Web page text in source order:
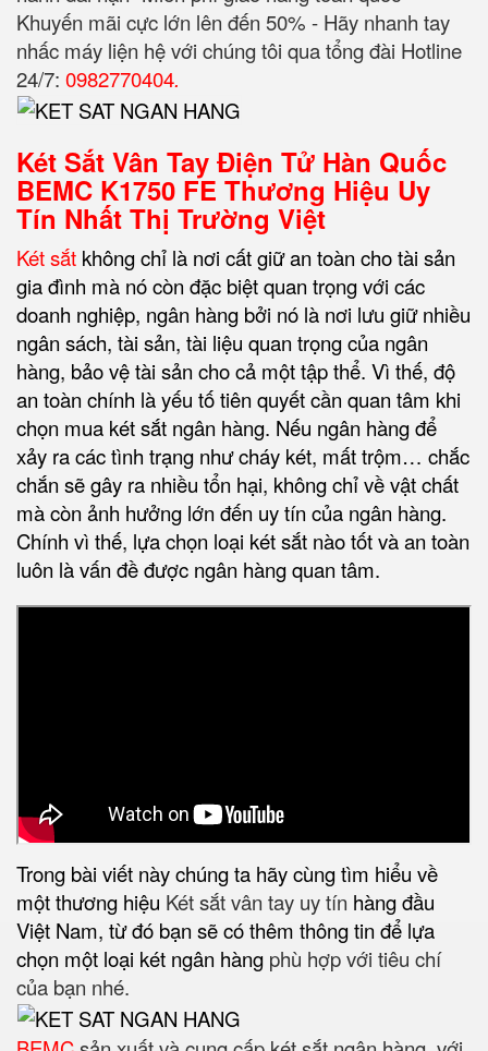
Khuyến mãi cực lớn lên đến 50% - Hãy nhanh tay
nhấc máy liện hệ với chúng tôi qua tổng đài Hotline
24/7: 0982770404.
Két Sắt Vân Tay Điện Tử Hàn Quốc
BEMC K1750 FE Thương Hiệu Uy
Tín Nhất Thị Trường Việt
Két sắt không chỉ là nơi cất giữ an toàn cho tài sản
gia đình mà nó còn đặc biệt quan trọng với các
doanh nghiệp, ngân hàng bởi nó là nơi lưu giữ nhiều
ngân sách, tài sản, tài liệu quan trọng của ngân
hàng, bảo vệ tài sản cho cả một tập thể. Vì thế, độ
an toàn chính là yếu tố tiên quyết cần quan tâm khi
chọn mua két sắt ngân hàng. Nếu ngân hàng để
xảy ra các tình trạng như cháy két, mất trộm… chắc
chắn sẽ gây ra nhiều tổn hại, không chỉ về vật chất
mà còn ảnh hưởng lớn đến uy tín của ngân hàng.
Chính vì thế, lựa chọn loại két sắt nào tốt và an toàn
luôn là vấn đề được ngân hàng quan tâm.
Trong bài viết này chúng ta hãy cùng tìm hiểu về
một thương hiệu Két sắt vân tay uy tín hàng đầu
Việt Nam, từ đó bạn sẽ có thêm thông tin để lựa
chọn một loại két ngân hàng phù hợp với tiêu chí
của bạn nhé.